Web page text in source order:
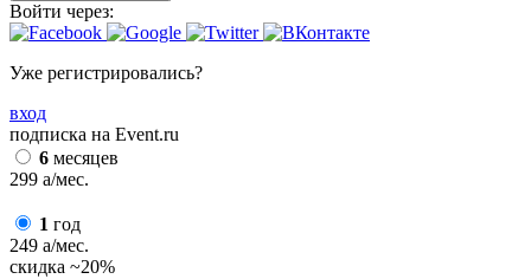
Войти через:
Уже регистрировались?
вход
подписка на Event.ru
6 месяцев
299 a/мес.
1 год
249 a/мес.
скидка ~20%